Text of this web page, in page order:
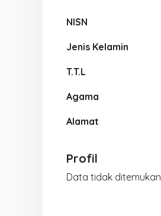
NISN
Jenis Kelamin
T.T.L
Agama
Alamat
Profil
Data tidak ditemukan